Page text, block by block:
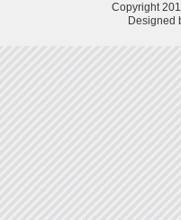
Copyright
Designed